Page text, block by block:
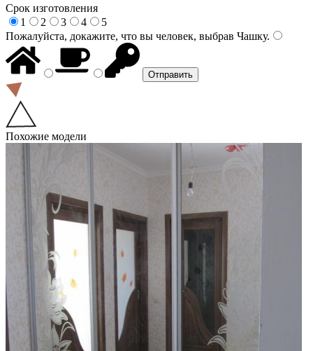
Срок изготовления
1
2 3 4
5
Пожалуйста, докажите, что вы человек, выбрав Чашку.
Похожие модели